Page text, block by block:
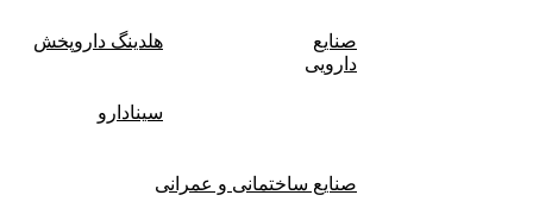
صنایع
دارویی
هلدینگ داروپخش
سینادارو
صنایع ساختمانی و عمرانی